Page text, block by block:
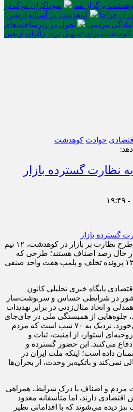
برگزار شد
سوداگران مرگ در
فراجا
کوهدشت در آستانه اربعین؛
آمادگی مردمی
تحول در زیرساخت‌های
کوهدشت برای تسهیل تردد زائران اربعین
اقتصادی حوادث کوهدشت
نظارت گسترده بازار
باگذشت چهار روز از آغاز طرح نظارت بر بازار در کوهدشت، ۱۲ تیم
حال رصد اصناف هستند؛ طرحی که
تاکنون به ۴۹۶ بازرسی، ۱۲۵ پرونده تخلف و پلمب هفت واحد صنفی
پایگاه خبری تحلیلی کانون
در شرایطی حساس و سرنوشت‌ساز
و اتحاد مثال‌زدنی در برابر تهدیدات
جلوه‌هایی از همبستگی ملی در جای‌جای
میهن اسلامی به چشم می‌خورد. نزدیک به ۷۰ شب است که مردم
استوار، از امنیت، ثبات و
می‌کنند. این حضور گسترده و
داده است؛ اینکه ملت ایران در
نمی‌کند و باتکیه‌بر وحدت، از بحران‌ها
مردم و اصناف با درک شرایط، همراهی
دارند، اما متأسفانه معدود
دیده می‌شوند که با اقداماتی نظیر